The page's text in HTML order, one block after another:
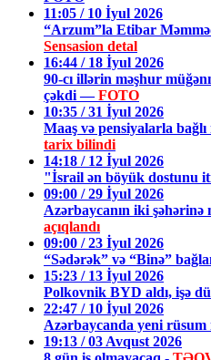
11:05 / 10 İyul 2026
“Arzum”la Etibar
Sensasion detal
16:44 / 18 İyul 2026
90-cı illərin məşhur
çəkdi —FOTO
10:35 / 31 İyul 2026
Maaş və pensiyalarla
tarix bilindi
14:18 / 12 İyul 2026
"İsrail ən böyük dostunu
09:00 / 29 İyul 2026
Azərbaycanın iki şəhərinə
açıqlandı
09:00 / 23 İyul 2026
“Sədərək” və “Binə”
15:23 / 13 İyul 2026
Polkovnik BYD aldı, işə
22:47 / 10 İyul 2026
Azərbaycanda yeni rüsum
19:13 / 03 Avqust 2026